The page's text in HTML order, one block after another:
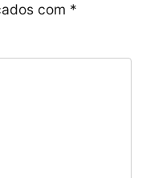
com *